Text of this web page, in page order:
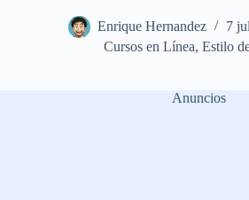
Enrique Hernandez
7
Cursos en Línea,Estilo
Anuncios